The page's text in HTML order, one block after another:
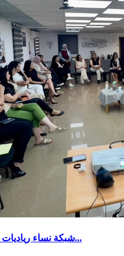
شبكة نساء رياديات عربيات: الارتفاع بنسب تعليم النساء...